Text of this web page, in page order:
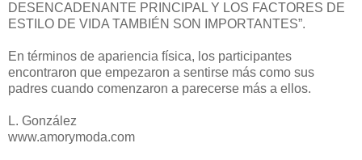
DESENCADENANTE PRINCIPAL Y LOS FACTORES DE
ESTILO DE VIDA TAMBIÉN SON IMPORTANTES”.
En términos de apariencia física, los participantes
encontraron que empezaron a sentirse más como sus
padres cuando comenzaron a parecerse más a ellos.
L. González
www.amorymoda.com